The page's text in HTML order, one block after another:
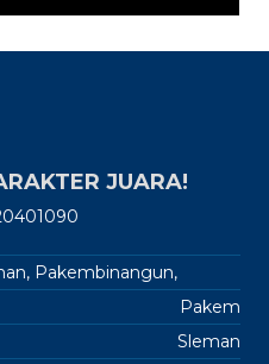
JUARA!
Pakembinangun,
Pakem
Sleman